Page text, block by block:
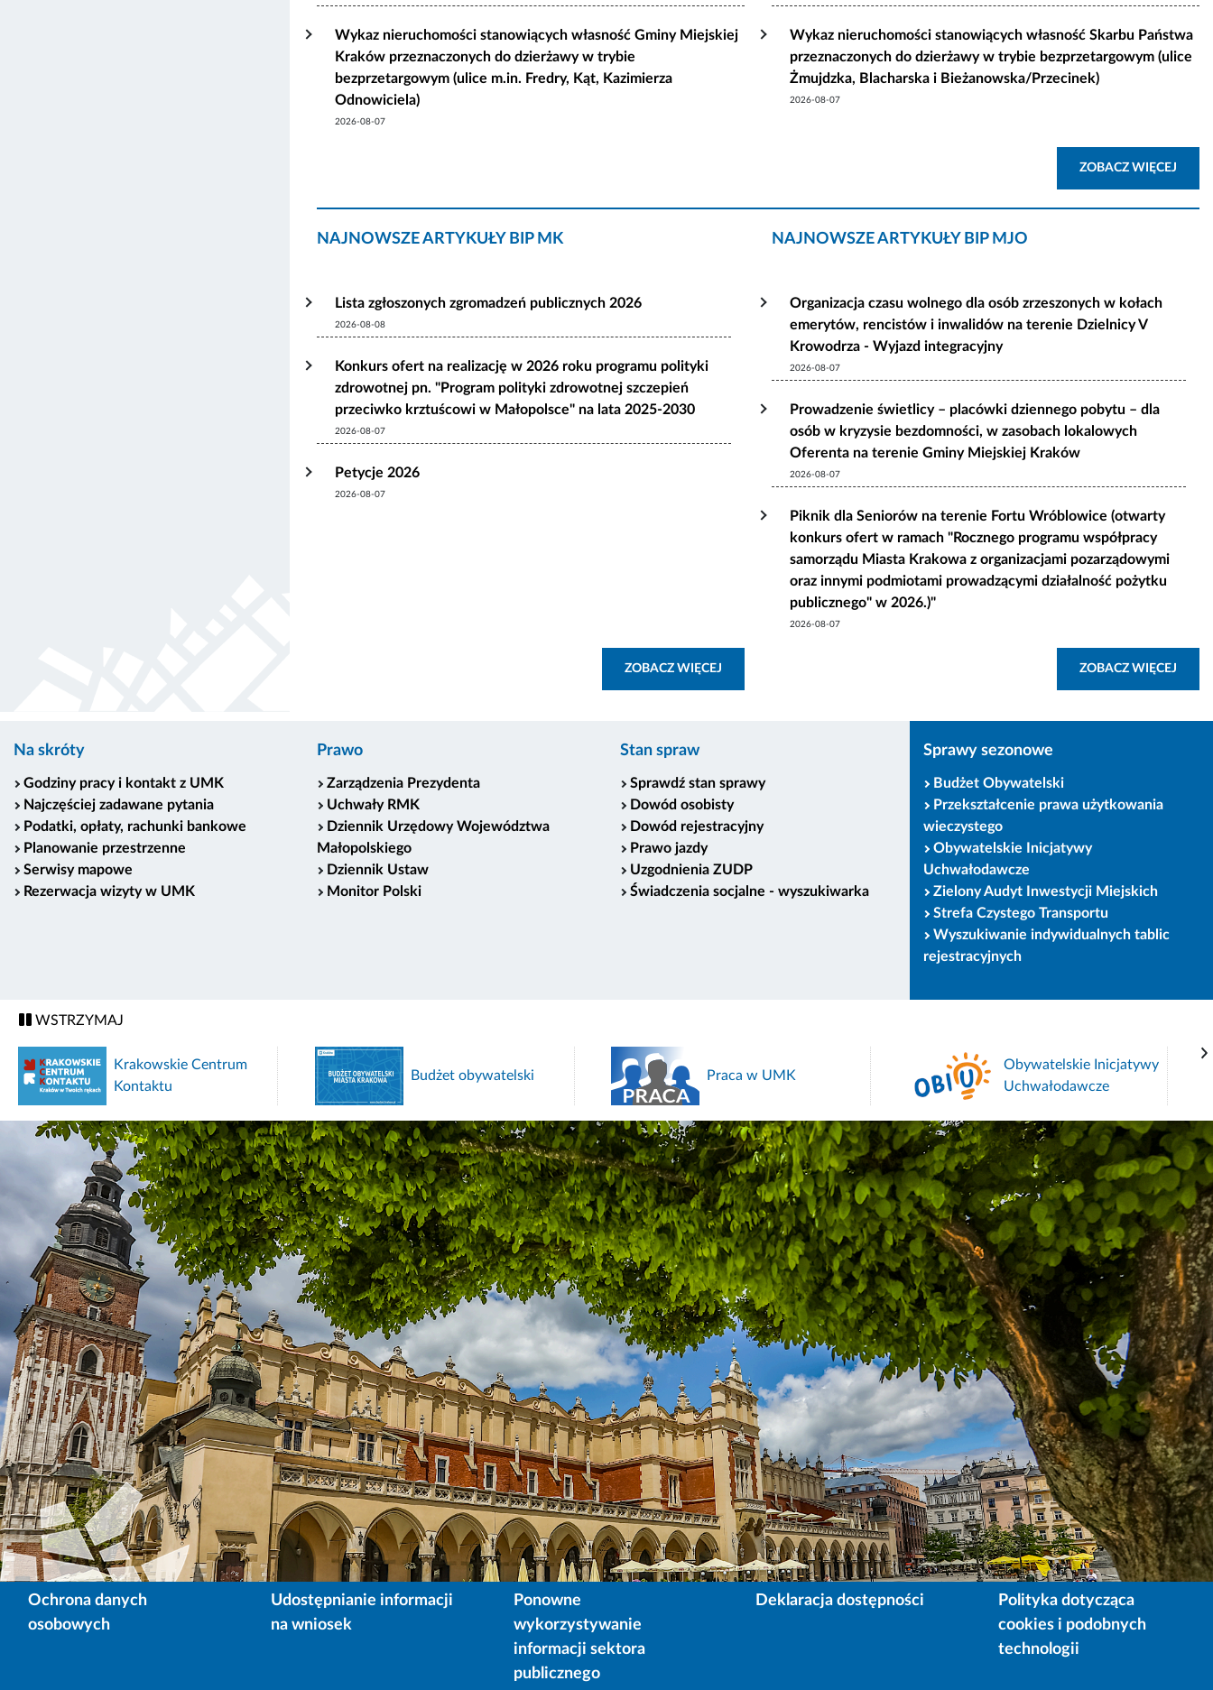
Wykaz nieruchomości stanowiących własność Gminy Miejskiej
Kraków przeznaczonych do dzierżawy w trybie
bezprzetargowym (ulice m.in. Fredry, Kąt, Kazimierza
Odnowiciela)
2026-08-07
Wykaz nieruchomości stanowiących własność Skarbu Państwa
przeznaczonych do dzierżawy w trybie bezprzetargowym (ulice
Żmujdzka, Blacharska i Bieżanowska/Przecinek)
2026-08-07
ZOBACZ WIĘCEJ
NAJNOWSZE ARTYKUŁY BIP MK
Lista zgłoszonych zgromadzeń publicznych 2026
2026-08-08
Konkurs ofert na realizację w 2026 roku programu polityki
zdrowotnej pn. "Program polityki zdrowotnej szczepień
przeciwko krztuścowi w Małopolsce" na lata 2025-2030
2026-08-07
Petycje 2026
2026-08-07
ZOBACZ WIĘCEJ
NAJNOWSZE ARTYKUŁY BIP MJO
Organizacja czasu wolnego dla osób zrzeszonych w kołach
emerytów, rencistów i inwalidów na terenie Dzielnicy V
Krowodrza - Wyjazd integracyjny
2026-08-07
Prowadzenie świetlicy – placówki dziennego pobytu – dla
osób w kryzysie bezdomności, w zasobach lokalowych
Oferenta na terenie Gminy Miejskiej Kraków
2026-08-07
Piknik dla Seniorów na terenie Fortu Wróblowice (otwarty
konkurs ofert w ramach "Rocznego programu współpracy
samorządu Miasta Krakowa z organizacjami pozarządowymi
oraz innymi podmiotami prowadzącymi działalność pożytku
publicznego" w 2026.)"
2026-08-07
ZOBACZ WIĘCEJ
Na skróty
Godziny pracy i kontakt z UMK
Najczęściej zadawane pytania
Podatki, opłaty, rachunki bankowe
Planowanie przestrzenne
Serwisy mapowe
Rezerwacja wizyty w UMK
Prawo
Zarządzenia Prezydenta
Uchwały RMK
Dziennik Urzędowy Województwa
Małopolskiego
Dziennik Ustaw
Monitor Polski
Stan spraw
Sprawdź stan sprawy
Dowód osobisty
Dowód rejestracyjny
Prawo jazdy
Uzgodnienia ZUDP
Świadczenia socjalne - wyszukiwarka
Sprawy sezonowe
Budżet Obywatelski
Przekształcenie prawa użytkowania
wieczystego
Obywatelskie Inicjatywy
Uchwałodawcze
Zielony Audyt Inwestycji Miejskich
Strefa Czystego Transportu
Wyszukiwanie indywidualnych tablic
rejestracyjnych
WSTRZYMAJ
Praca w UMK
Portal Edukacyjny Miasta
Krakowa
Ochrona danych
osobowych
Udostępnianie informacji
na wniosek
Ponowne
wykorzystywanie
informacji sektora
publicznego
Deklaracja dostępności
Polityka dotycząca
cookies i podobnych
technologii